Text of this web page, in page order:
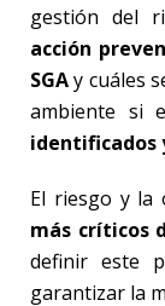
gestión del
acción
SGAy cuáles
ambiente si
identificados
El riesgo y la
más críticos
definir este
garantizar la